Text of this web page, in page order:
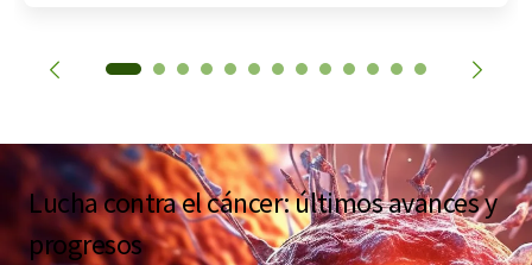
Lucha contra el cáncer: últimos avances y
progresos